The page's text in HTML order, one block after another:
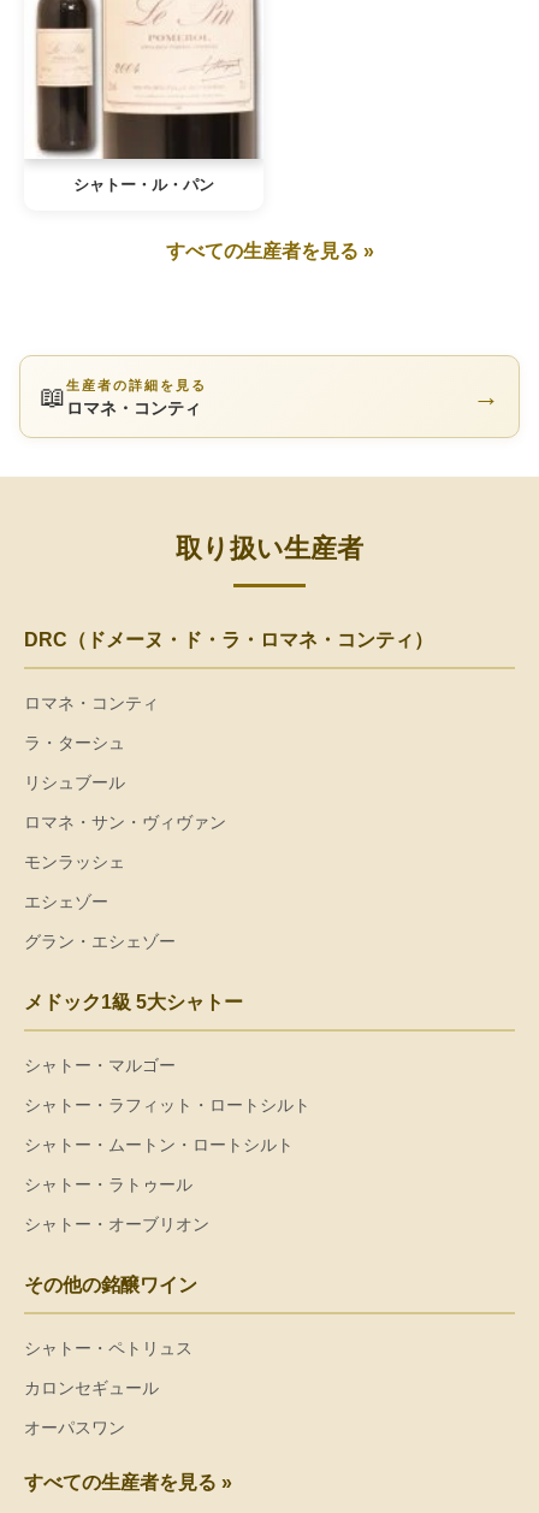
シャトー・ル・パン
すべての生産者を見る »
📖生産者の詳細を見る
ロマネ・コンティ →
取り扱い生産者
DRC（ドメーヌ・ド・ラ・ロマネ・コンティ）
ロマネ・コンティ
ラ・ターシュ
リシュブール
ロマネ・サン・ヴィヴァン
モンラッシェ
エシェゾー
グラン・エシェゾー
メドック1級 5大シャトー
シャトー・マルゴー
シャトー・ラフィット・ロートシルト
シャトー・ムートン・ロートシルト
シャトー・ラトゥール
シャトー・オーブリオン
その他の銘醸ワイン
シャトー・ペトリュス
カロンセギュール
オーパスワン
すべての生産者を見る »